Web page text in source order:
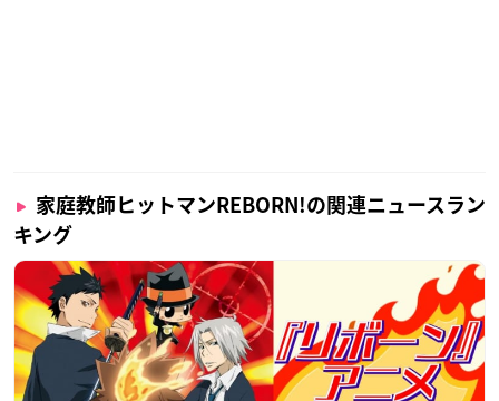
家庭教師ヒットマンREBORN!の関連ニュースラン
キング